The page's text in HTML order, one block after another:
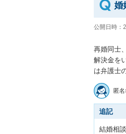
婚
公開日時：
再婚同士
解決金を
は弁護士
匿
追記
結婚相